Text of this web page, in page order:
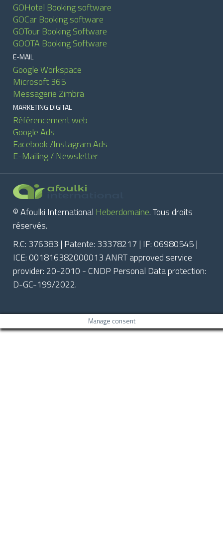
GOHotel Booking software
GOCar Booking software
GOTour Booking Software
GOOTA Booking Software
E-MAIL
Google Workspace
Microsoft 365
Messagerie Zimbra
MARKETING DIGITAL
Référencement web
Google Ads
Facebook /Instagram Ads
E-Mailing / Newsletter
© Afoulki International Heberdomaine. Tous droits
réservés.
R.C: 376383 | Patente: 33378217 | IF: 06980545 |
ICE: 001816382000013 ANRT approved service
provider: 20-2010 - CNDP Personal Data protection:
D-GC-199/2022.
Manage consent